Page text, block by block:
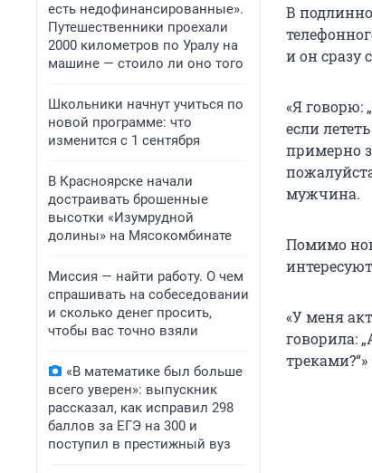
есть недофинансированные».
Путешественники проехали
2000 километров по Уралу на
машине — стоило ли оно того
Школьники начнут учиться по
новой программе: что
изменится с 1 сентября
В Красноярске начали
достраивать брошенные
высотки «Изумрудной
долины» на Мясокомбинате
Миссия — найти работу. О чем
спрашивать на собеседовании
и сколько денег просить,
чтобы вас точно взяли
«В математике был больше
всего уверен»: выпускник
рассказал, как исправил 298
баллов за ЕГЭ на 300 и
поступил в престижный вуз
В
и он сразу
«Я говорю:
если
примерно
мужчина.
Помимо
«У меня
говорила: